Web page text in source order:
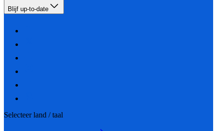
Blijf up-to-date
Selecteer land / taal